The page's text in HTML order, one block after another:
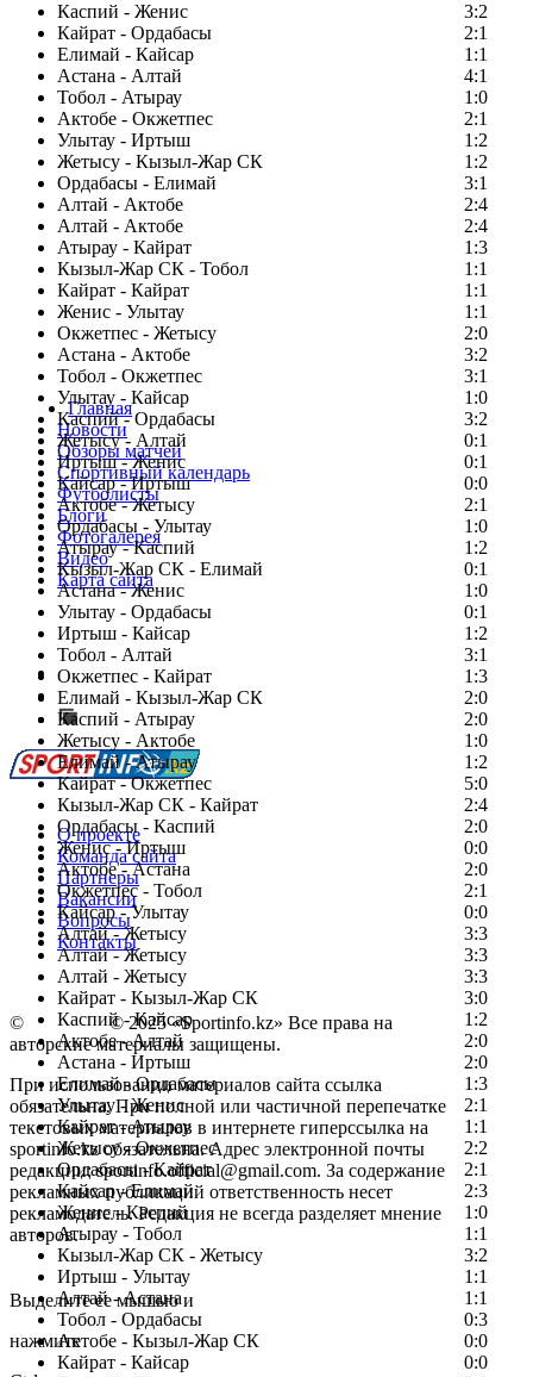
Каспий - Женис
3:2
Кайрат - Ордабасы
2:1
Елимай - Кайсар
1:1
Астана - Алтай
4:1
Тобол - Атырау
1:0
Актобе - Окжетпес
2:1
Улытау - Иртыш
1:2
Жетысу - Кызыл-Жар СК
1:2
Ордабасы - Елимай
3:1
Алтай - Актобе
2:4
Алтай - Актобе
2:4
Атырау - Кайрат
1:3
Кызыл-Жар СК - Тобол
1:1
Кайрат - Кайрат
1:1
Женис - Улытау
1:1
Окжетпес - Жетысу
2:0
Астана - Актобе
3:2
Тобол - Окжетпес
3:1
Улытау - Кайсар
1:0
Каспий - Ордабасы
3:2
Жетысу - Алтай
0:1
Иртыш - Женис
0:1
Кайсар - Иртыш
0:0
Актобе - Жетысу
2:1
Ордабасы - Улытау
1:0
Атырау - Каспий
1:2
Кызыл-Жар СК - Елимай
0:1
Астана - Женис
1:0
Улытау - Ордабасы
0:1
Иртыш - Кайсар
1:2
Тобол - Алтай
3:1
Окжетпес - Кайрат
1:3
Елимай - Кызыл-Жар СК
2:0
Каспий - Атырау
2:0
Жетысу - Актобе
1:0
Елимай - Атырау
1:2
Кайрат - Окжетпес
5:0
Кызыл-Жар СК - Кайрат
2:4
Ордабасы - Каспий
2:0
Женис - Иртыш
0:0
Актобе - Астана
2:0
Окжетпес - Тобол
2:1
Кайсар - Улытау
0:0
Алтай - Жетысу
3:3
Алтай - Жетысу
3:3
Алтай - Жетысу
3:3
Кайрат - Кызыл-Жар СК
3:0
Каспий - Кайсар
1:2
Актобе - Алтай
2:0
Астана - Иртыш
2:0
Елимай - Ордабасы
1:3
Улытау - Женис
2:1
Кайрат - Атырау
1:1
Жетысу - Окжетпес
2:2
Ордабасы - Кайрат
2:1
Кайсар - Елимай
2:3
Женис - Каспий
1:0
Атырау - Тобол
1:1
Кызыл-Жар СК - Жетысу
3:2
Иртыш - Улытау
1:1
Алтай - Астана
1:1
Тобол - Ордабасы
0:3
Актобе - Кызыл-Жар СК
0:0
Кайрат - Кайсар
0:0
Главная
Новости
Обзоры матчей
Спортивный календарь
Футболисты
Блоги
Фотогалерея
Видео
Карта сайта
Есть идея?
Сообщить о мероприятии
Перейти на старый сайт
О проекте
Команда сайта
Партнеры
Вакансии
Вопросы
Контакты
© Copyright© 2025 «Sportinfo.kz» Все права на
авторские материалы защищены.
При использовании материалов сайта ссылка
обязательна. При полной или частичной перепечатке
текстовых материалов в интернете гиперссылка на
sportinfo.kz обязательна. Адрес электронной почты
редакции: sportinfo.official@gmail.com. За содержание
рекламных публикаций ответственность несет
рекламодатель. Редакция не всегда разделяет мнение
авторов.
Заметили ошибку в тексте?
Выделите ее мышью и
нажмите